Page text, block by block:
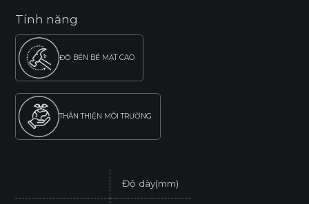
Tính năng
ĐỘ BỀN BỀ MẶT CAO
THÂN THIỆN MÔI TRƯỜNG
Độ dày(mm)